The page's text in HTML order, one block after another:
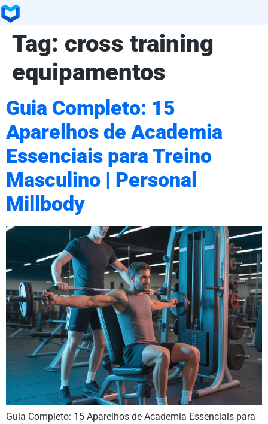
Tag: cross training
equipamentos
Guia Completo: 15
Aparelhos de Academia
Essenciais para Treino
Masculino | Personal
Millbody
Guia Completo: 15 Aparelhos de Academia Essenciais para